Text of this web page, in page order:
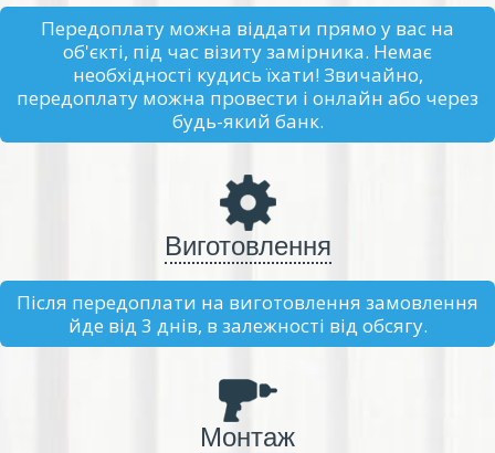
Передоплату можна віддати прямо у вас на
об'єкті, під час візиту замірника. Немає
необхідності кудись їхати! Звичайно,
передоплату можна провести і онлайн або через
будь-який банк.
Виготовлення
Після передоплати на виготовлення замовлення
йде від 3 днів, в залежності від обсягу.
Монтаж